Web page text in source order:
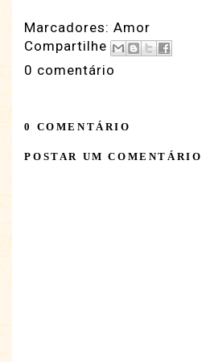
Marcadores:Amor
Compartilhe
0 comentário
0 COMENTÁRIO
POSTAR UM COMENTÁRIO